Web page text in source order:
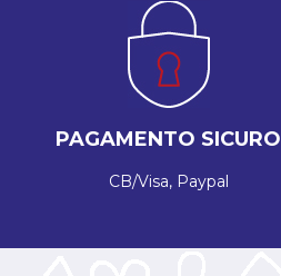
PAGAMENTO SICURO
CB/Visa, Paypal